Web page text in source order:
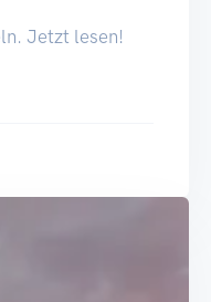
Jetzt lesen!